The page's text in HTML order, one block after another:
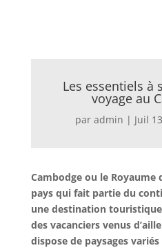
Les essentiels à
voyage au
par admin | Juil
Cambodge ou le Royaume
pays qui fait partie du
une destination
des vacanciers venus
dispose de paysages